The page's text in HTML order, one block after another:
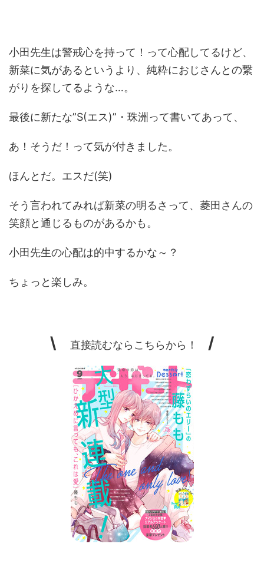
小田先生は警戒心を持って！って心配してるけど、
新菜に気があるというより、純粋におじさんとの繋
がりを探してるような…。
最後に新たな”S(エス)”・珠洲って書いてあって、
あ！そうだ！って気が付きました。
ほんとだ。エスだ(笑)
そう言われてみれば新菜の明るさって、菱田さんの
笑顔と通じるものがあるかも。
小田先生の心配は的中するかな～？
ちょっと楽しみ。
\ 直接読むならこちらから！ /